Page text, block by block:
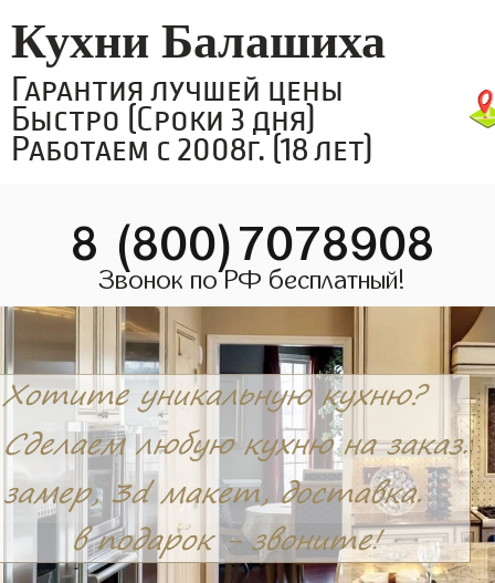
Кухни Балашиха
Гарантия лучшей цены
Быстро (Сроки 3 дня)
Работаем с 2008г. (18 лет)
8 (800)7078908
Звонок по РФ бесплатный!